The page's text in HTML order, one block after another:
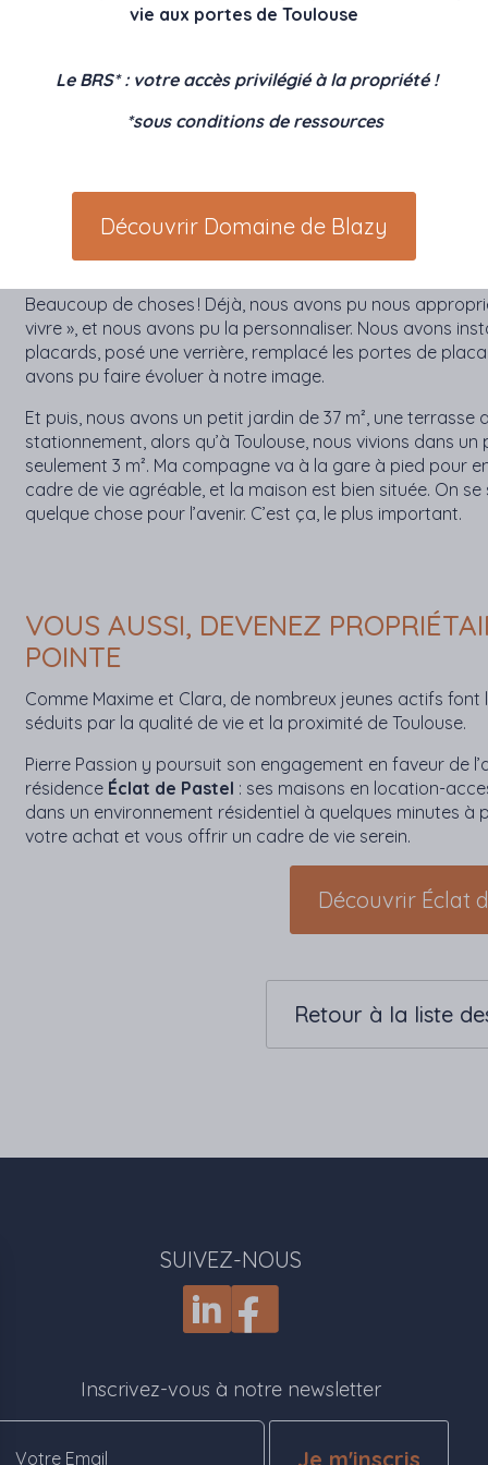
Nous avons apprécié que Pierre Passion nous mette en
nous n’aurions probablement pas eu accès à autant
dispositif du PSLA nous a bien été expliqué, et ma tante
même confirmé que c’était une très bonne affaire.
QU’APPRÉCIEZ-VOUS
LOGEMENT À SAINT-
Beaucoup de choses ! Déjà, nous avons pu nous
vivre », et nous avons pu la personnaliser. Nous avons
placards, posé une verrière, remplacé les portes de
avons pu faire évoluer à notre image.
Et puis, nous avons un petit jardin de 37 m², une terrasse
stationnement, alors qu’à Toulouse, nous vivions dans
seulement 3 m². Ma compagne va à la gare à pied pour
cadre de vie agréable, et la maison est bien située. On
quelque chose pour l’avenir. C’est ça, le plus important.
VOUS AUSSI, DEVENEZ
POINTE
Comme Maxime et Clara, de nombreux jeunes actifs font
séduits par la qualité de vie et la proximité de Toulouse.
Pierre Passion y poursuit son engagement en faveur de
résidence Éclat de Pastel : ses maisons en location-
dans un environnement résidentiel à quelques minutes à
votre achat et vous offrir un cadre de vie serein.
Découvrir Éclat
Retour à la liste
SUIVEZ-NOUS
Inscrivez-vous à notre newsletter
Je m'inscris
vie aux portes de Toulouse
Le BRS* : votre accès privilégié à la propriété !
*sous conditions de ressources
Découvrir Domaine de Blazy